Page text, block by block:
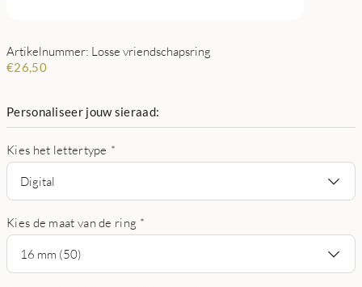
Artikelnummer: Losse vriendschapsring
€26,50
Personaliseer jouw sieraad:
Kies het lettertype *
Digital
Kies de maat van de ring *
16 mm (50)